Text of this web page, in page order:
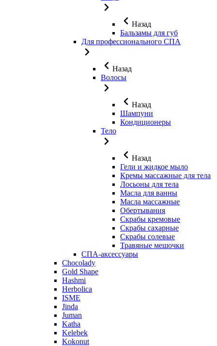
Назад
Бальзамы для губ
Для профессионального СПА
Назад
Волосы
Назад
Шампуни
Кондиционеры
Тело
Назад
Гели и жидкое мыло
Кремы массажные для тела
Лосьоны для тела
Масла для ванны
Масла массажные
Обертывания
Скрабы кремовые
Скрабы сахарные
Скрабы солевые
Травяные мешочки
СПА-аксессуары
Chocolady
Gold Shape
Hashmi
Herbolica
ISME
Jinda
Juman
Katha
Kelebek
Kokonut